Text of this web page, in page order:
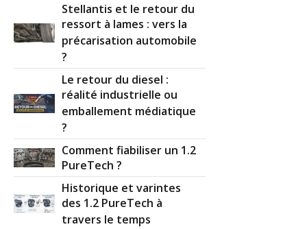
Stellantis et le retour du
ressort à lames : vers la
précarisation automobile
?
Le retour du diesel :
réalité industrielle ou
emballement médiatique
?
Comment fiabiliser un 1.2
PureTech ?
Historique et varintes
des 1.2 PureTech à
travers le temps